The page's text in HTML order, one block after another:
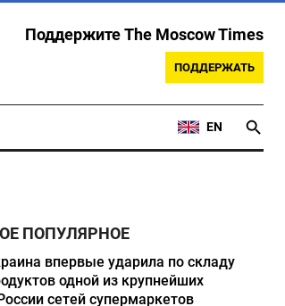
Поддержите The Moscow Times
ПОДДЕРЖАТЬ
EN
ПОПУЛЯРНОЕ
впервые ударила по складу
одной из крупнейших
сетей супермаркетов